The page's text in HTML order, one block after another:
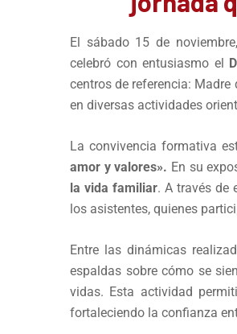
El sábado 15 de
celebró con entusiasmo el
centros de referencia:
en diversas actividades
La convivencia formativa
amor y valores». En su
la vida familiar. A través de
los asistentes, quienes
Entre las dinámicas
espaldas sobre cómo se
vidas. Esta actividad
fortaleciendo la confianza